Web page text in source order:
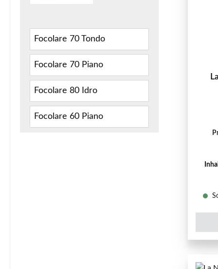
Focolare 70 Tondo
Focolare 70 Piano
Focolare 80 Idro
Focolare 60 Piano